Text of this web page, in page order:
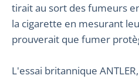
tirait au sort des fumeurs
la cigarette en mesurant
prouverait que fumer
L'essai britannique